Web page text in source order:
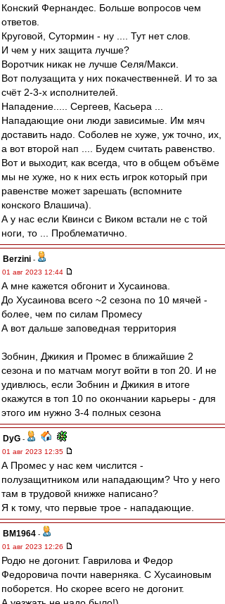
Конский Фернандес. Больше вопросов чем
ответов.
Круговой, Сутормин - ну .... Тут нет слов.
И чем у них защита лучше?
Воротчик никак не лучше Селя/Макси.
Вот полузащита у них покачественней. И то за
счёт 2-3-х исполнителей.
Нападение..... Сергеев, Касьера ...
Нападающие они люди зависимые. Им мяч
доставить надо. Соболев не хуже, уж точно, их,
а вот второй нап .... Будем считать равенство.
Вот и выходит, как всегда, что в общем объёме
мы не хуже, но к них есть игрок который при
равенстве может зарешать (вспомните
конского Влашича).
А у нас если Квинси с Виком встали не с той
ноги, то ... Проблематично.
Berzini -
01 авг 2023 12:44
А мне кажется обгонит и Хусаинова.
До Хусаинова всего ~2 сезона по 10 мячей -
более, чем по силам Промесу
А вот дальше заповедная территория
Зобнин, Джикия и Промес в ближайшие 2
сезона и по матчам могут войти в топ 20. И не
удивлюсь, если Зобнин и Джикия в итоге
окажутся в топ 10 по окончании карьеры - для
этого им нужно 3-4 полных сезона
DyG -
01 авг 2023 12:35
А Промес у нас кем числится -
полузащитником или нападающим? Что у него
там в трудовой книжке написано?
Я к тому, что первые трое - нападающие.
BM1964 -
01 авг 2023 12:26
Родю не догонит. Гаврилова и Федор
Федоровича почти наверняка. С Хусаиновым
поборется. Но скорее всего не догонит.